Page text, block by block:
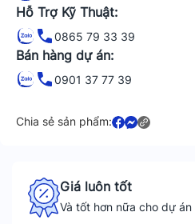
Hỗ Trợ Kỹ Thuật:
0865 79 33 39
Bán hàng dự án:
0901 37 77 39
Chia sẻ sản phẩm:
Giá luôn tốt
Và tốt hơn nữa cho dự án